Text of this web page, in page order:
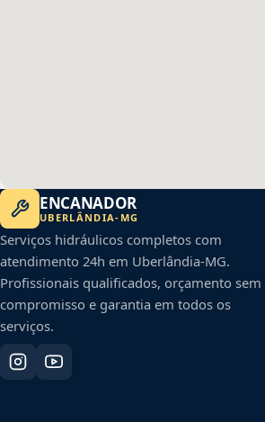
ENCANADOR
UBERLÂNDIA- MG
Serviços hidráulicos completos com
atendimento 24h em Uberlândia-MG.
Profissionais qualificados, orçamento sem
compromisso e garantia em todos os
serviços.